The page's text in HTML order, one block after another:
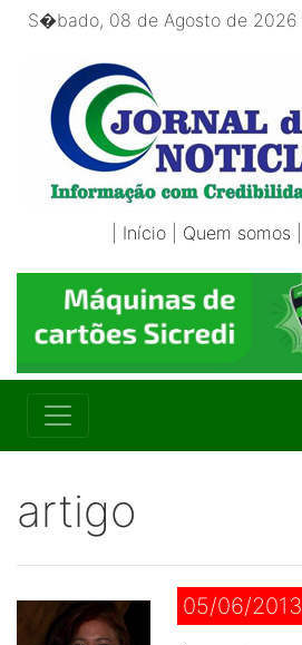
S�bado, 08 de Agosto de 2026
Início Quem somos
artigo
05/06/2013